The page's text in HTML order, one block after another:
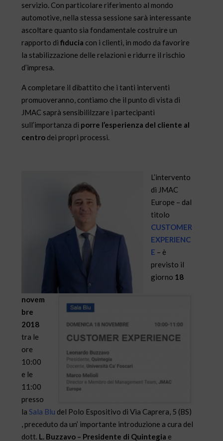
servizio. Con particolare riferimento al mondo
automotive, nella stessa sessione sarà interessante
ascoltare quanto sia fondamentale costruire un
rapporto difiducia con i clienti, in modo da favorire
la stabilizzazione delle relazioni e ridurre il rischio
d’impresa.
A completare il dibattito che i tanti interventi
promuoveranno, contiamo che il punto di vista di
JMAC saprà sensibililzzare i partecipanti
sull’importanza di porre l’esperienza del cliente al
centro dei propri processi.
L’intervento
di JMAC
Europe – dal
titolo
CUSTOMER
EXPERIENC
E – è
previsto il
giorno 18
novem
bre
2018
tra le
ore
10:00
e le
11:00
presso
laSala Blu del Polo Espositivo di Via Caprera, 5 (BS)
, preceduto da un’ importante introduzione a cura del
dott. L. Buzzavo – Presidente di Quintegia e